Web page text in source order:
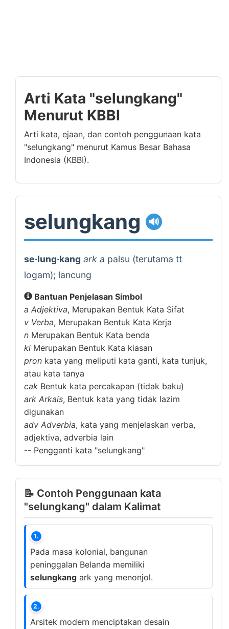
Arti Kata "selungkang"
Menurut KBBI
Arti kata, ejaan, dan contoh penggunaan kata
"selungkang" menurut Kamus Besar Bahasa
Indonesia (KBBI).
selungkang 🔊
se·lung·kang ark a palsu (terutama tt
logam); lancung
Bantuan Penjelasan Simbol
a Adjektiva, Merupakan Bentuk Kata Sifat
v Verba, Merupakan Bentuk Kata Kerja
n Merupakan Bentuk Kata benda
ki Merupakan Bentuk Kata kiasan
pron kata yang meliputi kata ganti, kata tunjuk,
atau kata tanya
cak Bentuk kata percakapan (tidak baku)
ark Arkais, Bentuk kata yang tidak lazim
digunakan
adv Adverbia, kata yang menjelaskan verba,
adjektiva, adverbia lain
-- Pengganti kata "selungkang"
📝 Contoh Penggunaan kata
"selungkang" dalam Kalimat
1.
Pada masa kolonial, bangunan
peninggalan Belanda memiliki
selungkang ark yang menonjol.
2.
Arsitek modern menciptakan desain